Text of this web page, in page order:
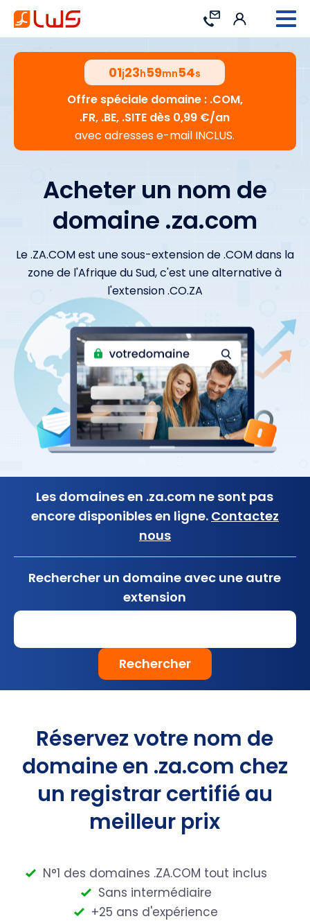
Contact Connexion
01j23h59mn53s
Offre spéciale domaine : .COM,
.FR, .BE, .SITE dès 0,99 €/an
avec adresses e-mail INCLUS.
Acheter un nom de
domaine .za.com
Le .ZA.COM est une sous-extension de .COM dans la
zone de l'Afrique du Sud, c'est une alternative à
l'extension .CO.ZA
Les domaines en .za.com ne sont pas
encore disponibles en ligne. Contactez
nous
Rechercher un domaine avec une autre
extension
Rechercher
Réservez votre nom de
domaine en .za.com chez
un registrar certifié au
meilleur prix
N°1 des domaines .ZA.COM tout inclus
Sans intermédiaire
+25 ans d'expérience